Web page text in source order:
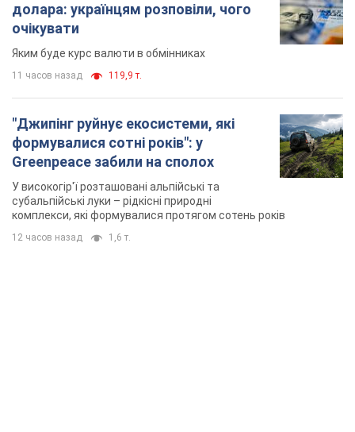
долара: українцям розповіли, чого
очікувати
Яким буде курс валюти в обмінниках
11 часов назад 119,9 т.
"Джипінг руйнує екосистеми, які
формувалися сотні років": у
Greenpeace забили на сполох
У високогір'ї розташовані альпійські та
субальпійські луки – рідкісні природні
комплекси, які формувалися протягом сотень років
12 часов назад 1,6 т.